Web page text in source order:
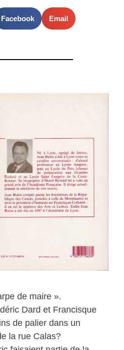
Facebook Email
de maire ».
Dard et Francisque
de palier dans un
la rue Calas?